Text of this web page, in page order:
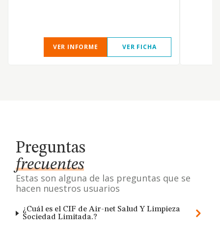
VER INFORME VER FICHA
Preguntas
frecuentes
Estas son alguna de las preguntas que se
hacen nuestros usuarios
¿Cuál es el CIF de Air-net Salud Y Limpieza
Sociedad Limitada.?